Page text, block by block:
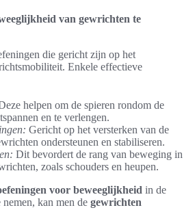
van gewrichten te
die gericht zijn op het
Enkele effectieve
helpen om de spieren rondom de
en te verlengen.
Gericht op het versterken van de
ondersteunen en stabiliseren.
Dit bevordert de rang van beweging in
zoals schouders en heupen.
voor beweeglijkheid in de
kan men de gewrichten